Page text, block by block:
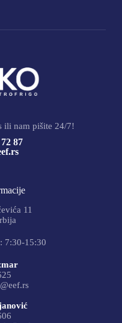
ili nam pišite 24/7!
87
11
7:30-15:30